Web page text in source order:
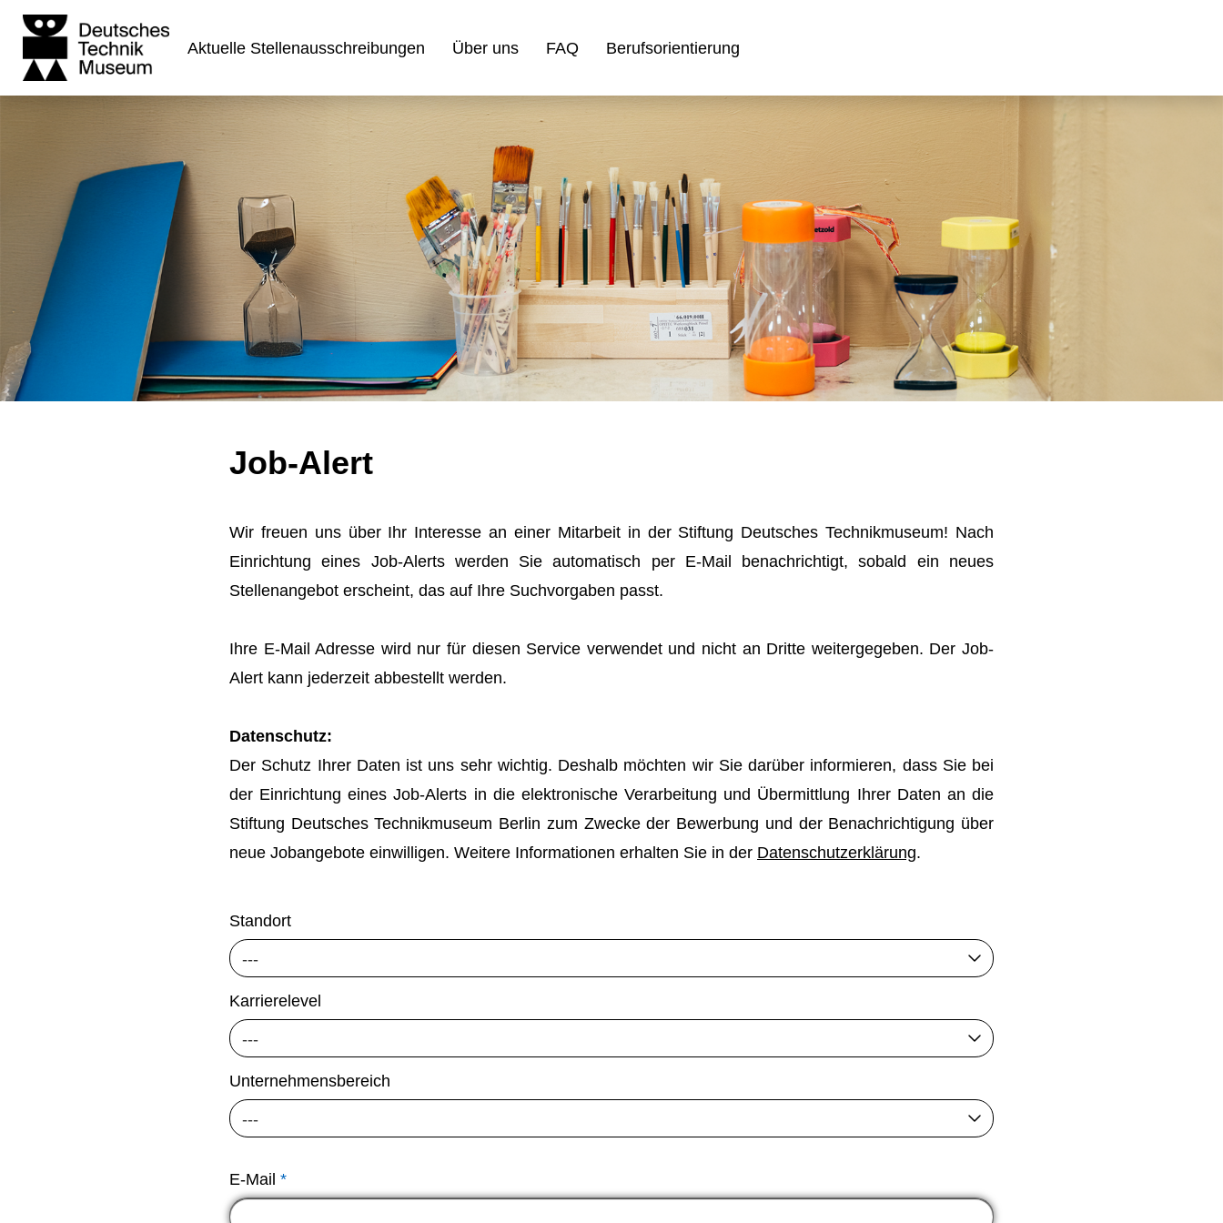
Aktuelle Stellenausschreibungen Über uns FAQ Berufsorientierung
Job-Alert
Wir freuen uns über Ihr Interesse an einer Mitarbeit in der Stiftung Deutsches Technikmuseum! Nach
Einrichtung eines Job-Alerts werden Sie automatisch per E-Mail benachrichtigt, sobald ein neues
Stellenangebot erscheint, das auf Ihre Suchvorgaben passt.
Ihre E-Mail Adresse wird nur für diesen Service verwendet und nicht an Dritte weitergegeben. Der Job-
Alert kann jederzeit abbestellt werden.
Datenschutz:
Der Schutz Ihrer Daten ist uns sehr wichtig. Deshalb möchten wir Sie darüber informieren, dass Sie bei
der Einrichtung eines Job-Alerts in die elektronische Verarbeitung und Übermittlung Ihrer Daten an die
Stiftung Deutsches Technikmuseum Berlin zum Zwecke der Bewerbung und der Benachrichtigung über
neue Jobangebote einwilligen. Weitere Informationen erhalten Sie in der Datenschutzerklärung.
Standort
---
Karrierelevel
---
Unternehmensbereich
---
E-Mail *